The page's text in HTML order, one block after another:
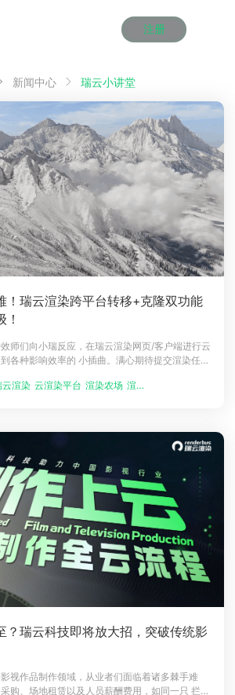
注册
案
方案
染方案
方案
案
案
方案
染方案
方案
案
案
方案
染方案
方案
案
案
方案
染方案
方案
案
案
方案
染方案
方案
案
案
方案
染方案
方案
案
新闻中心 瑞云小讲堂
！瑞云渲染跨平台转移+克隆双功能
师们向小瑞反应，在瑞云渲染网页/客户端进行云
各种影响效率的 小插曲。满心期待提交渲染任
到一半，觉得当前区域配置不够高，想把项目分
云渲染 云渲染平台 渲染农场 渲染软件
？瑞云科技即将放大招，突破传统影
视作品制作领域，从业者们面临着诸多棘手难
购、场地租赁以及人员薪酬费用，如同一只 拦路